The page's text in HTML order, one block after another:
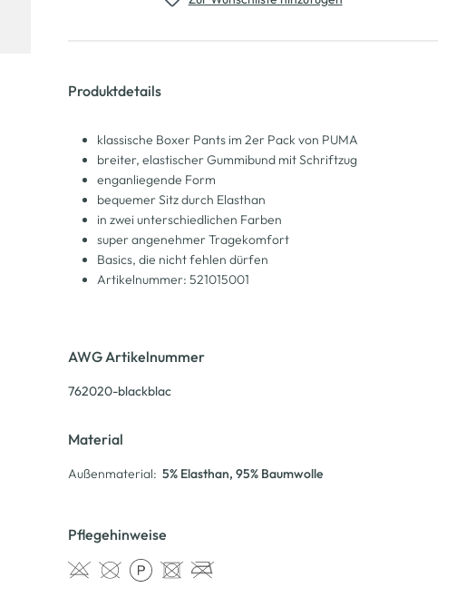
Produktdetails
klassische Boxer Pants im 2er Pack von PUMA
breiter, elastischer Gummibund mit Schriftzug
enganliegende Form
bequemer Sitz durch Elasthan
in zwei unterschiedlichen Farben
super angenehmer Tragekomfort
Basics, die nicht fehlen dürfen
Artikelnummer: 521015001
AWG Artikelnummer
762020-blackblac
Material
Außenmaterial: 5% Elasthan, 95% Baumwolle
Pflegehinweise